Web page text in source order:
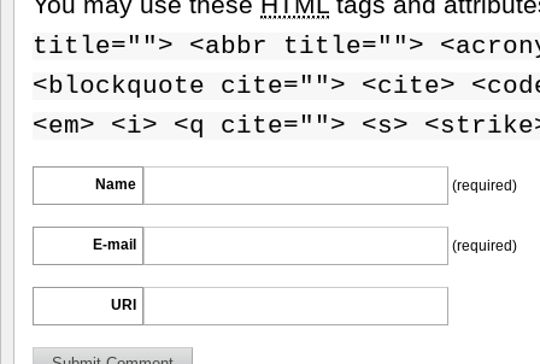
title=""> <abbr title="">
<blockquote cite=""> <cite>
<em> <i> <q cite=""> <s>
Name (required)
E-mail (required)
URI